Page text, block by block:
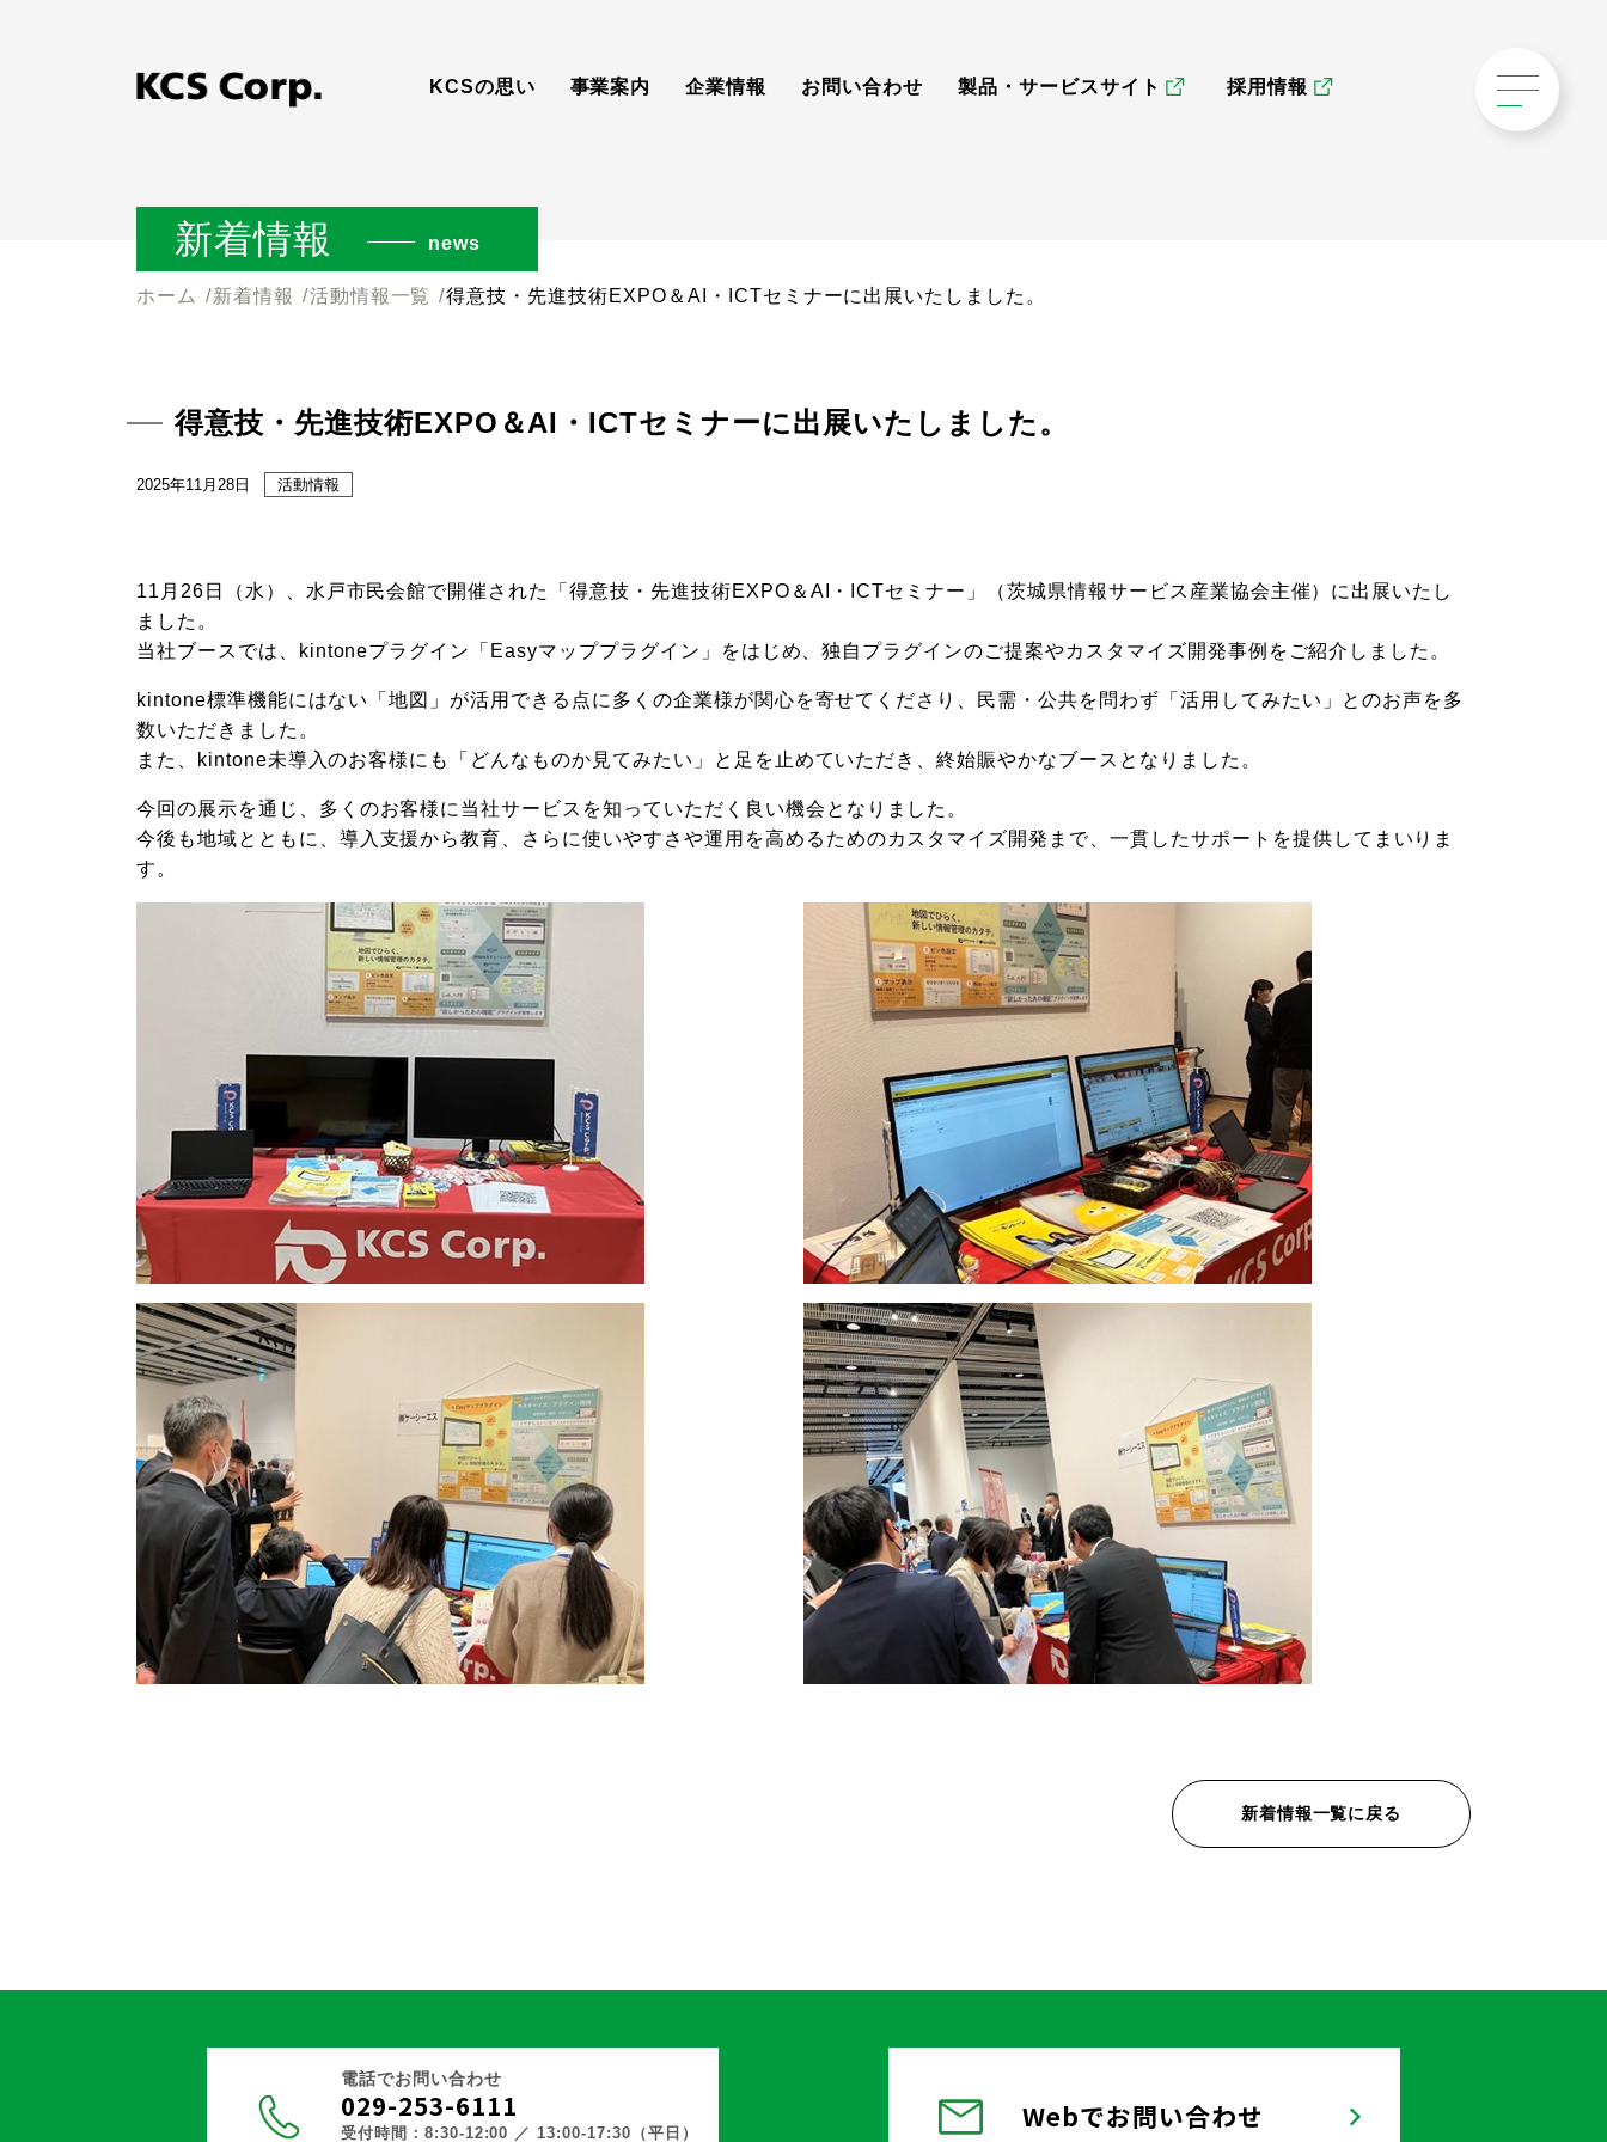
KCSの思い 事業案内 企業情報 お問い合わせ 製品・サービスサイト 採用情報
新着情報 news
ホーム 新着情報 活動情報一覧 得意技・先進技術EXPO＆AI・ICTセミナーに出展いたしました。
得意技・先進技術EXPO＆AI・ICTセミナーに出展いたしました。
2025年11月28日 活動情報
11月26日（水）、水戸市民会館で開催された「得意技・先進技術EXPO＆AI・ICTセミナー」（茨城県情報サービス産業協会主催）に出展いたし
ました。
当社ブースでは、kintoneプラグイン「Easyマッププラグイン」をはじめ、独自プラグインのご提案やカスタマイズ開発事例をご紹介しました。
kintone標準機能にはない「地図」が活用できる点に多くの企業様が関心を寄せてくださり、民需・公共を問わず「活用してみたい」とのお声を多
数いただきました。
また、kintone未導入のお客様にも「どんなものか見てみたい」と足を止めていただき、終始賑やかなブースとなりました。
今回の展示を通じ、多くのお客様に当社サービスを知っていただく良い機会となりました。
今後も地域とともに、導入支援から教育、さらに使いやすさや運用を高めるためのカスタマイズ開発まで、一貫したサポートを提供してまいりま
す。
新着情報一覧に戻る
電話でお問い合わせ
029-253-6111
受付時間：8:30-12:00 ／ 13:00-17:30（平日） Webでお問い合わせ